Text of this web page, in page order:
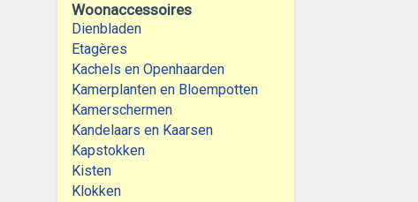
Woonaccessoires
Dienbladen
Etagères
Kachels en Openhaarden
Kamerplanten en Bloempotten
Kamerschermen
Kandelaars en Kaarsen
Kapstokken
Kisten
Klokken